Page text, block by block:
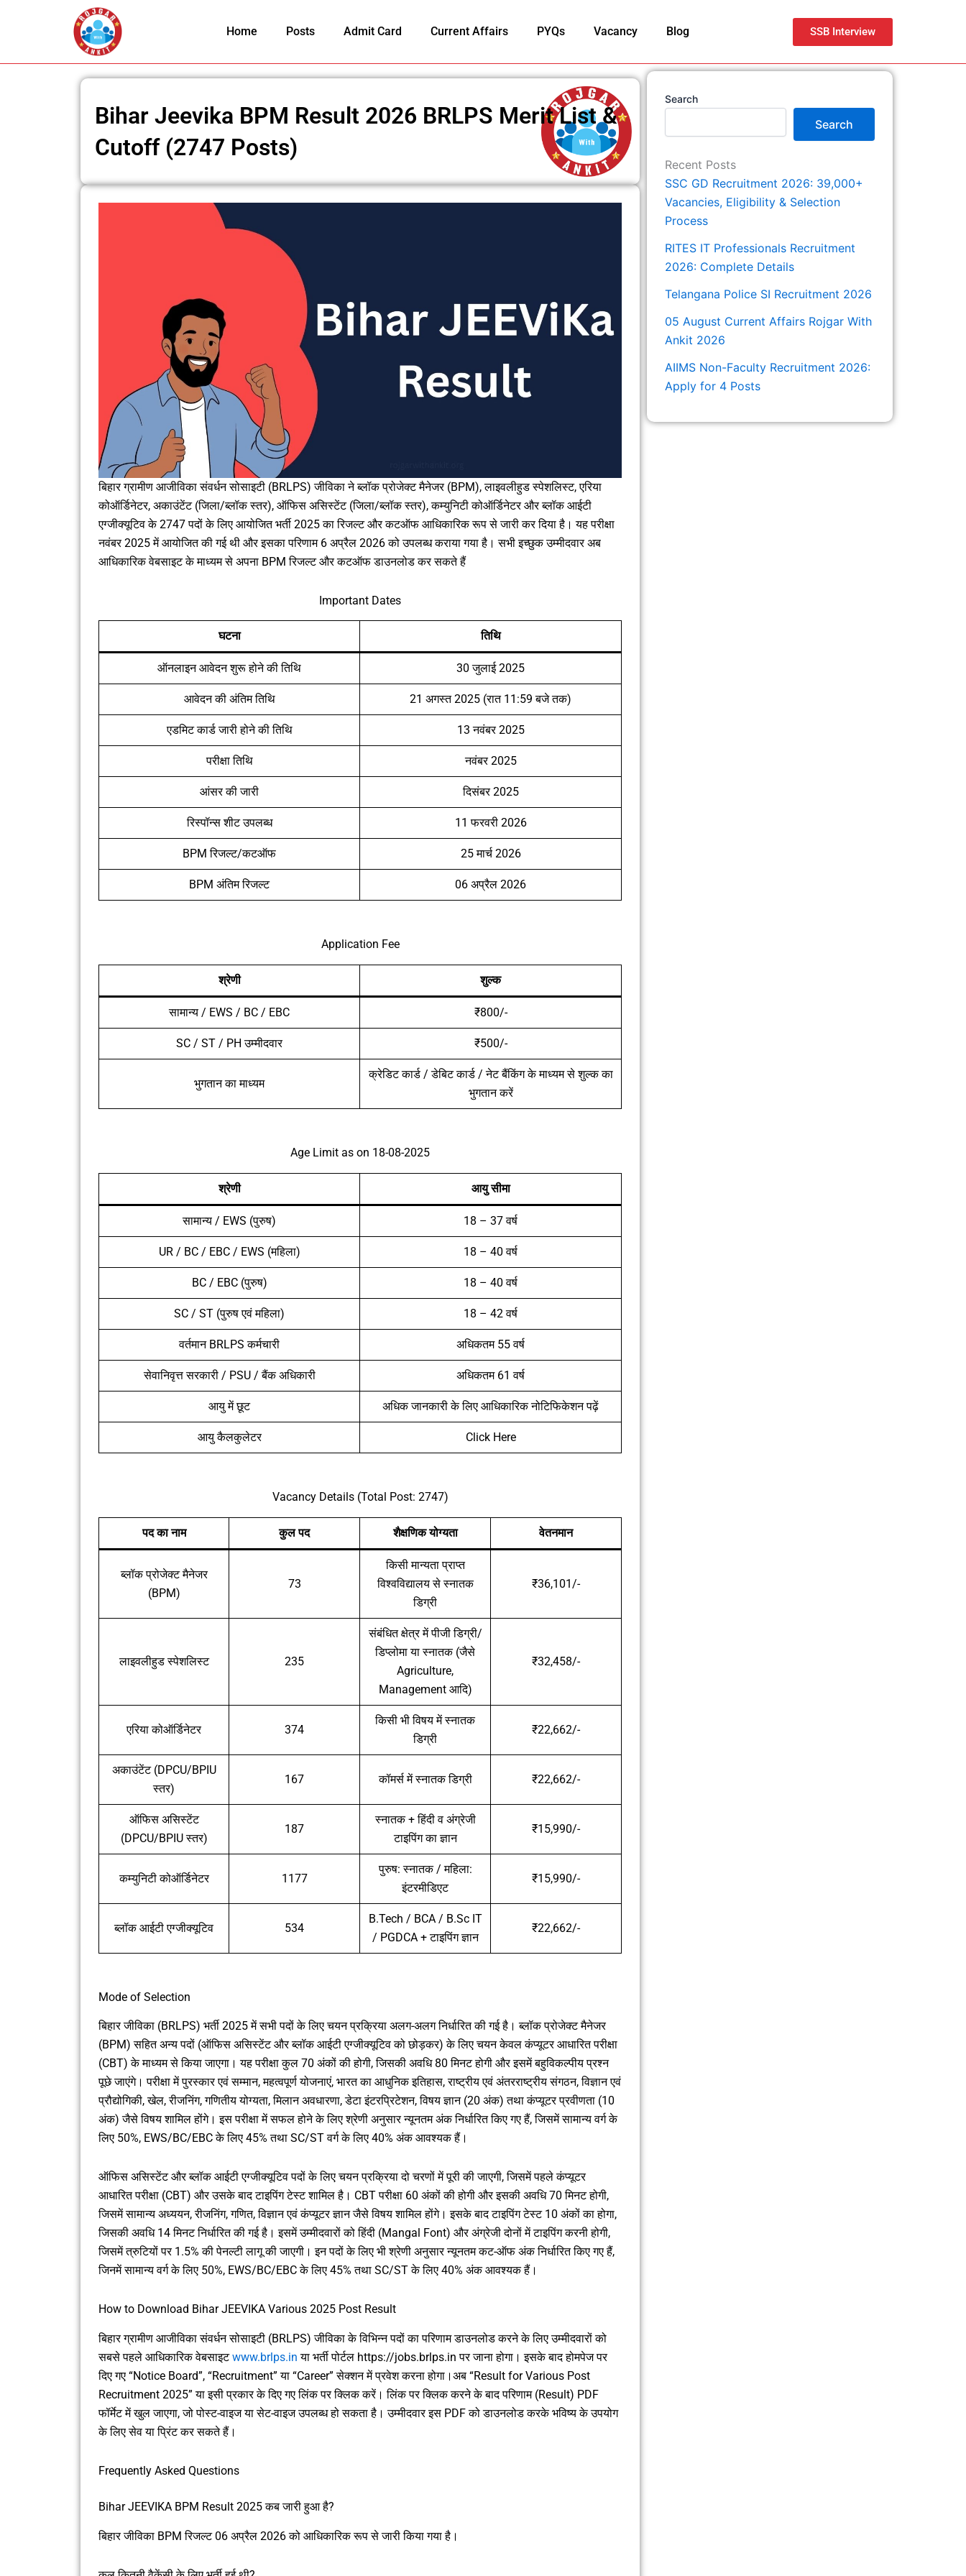
Home Posts Admit Card Current Affairs PYQs Vacancy Blog SSB Interview
Bihar Jeevika BPM Result 2026 BRLPS Merit List &
Cutoff (2747 Posts)
बिहार ग्रामीण आजीविका संवर्धन सोसाइटी (BRLPS) जीविका ने ब्लॉक प्रोजेक्ट मैनेजर (BPM), लाइवलीहुड स्पेशलिस्ट, एरिया
कोऑर्डिनेटर, अकाउंटेंट (जिला/ब्लॉक स्तर), ऑफिस असिस्टेंट (जिला/ब्लॉक स्तर), कम्युनिटी कोऑर्डिनेटर और ब्लॉक आईटी
एग्जीक्यूटिव के 2747 पदों के लिए आयोजित भर्ती 2025 का रिजल्ट और कटऑफ आधिकारिक रूप से जारी कर दिया है। यह परीक्षा
नवंबर 2025 में आयोजित की गई थी और इसका परिणाम 6 अप्रैल 2026 को उपलब्ध कराया गया है। सभी इच्छुक उम्मीदवार अब
आधिकारिक वेबसाइट के माध्यम से अपना BPM रिजल्ट और कटऑफ डाउनलोड कर सकते हैं
Important Dates
घटना तिथि
ऑनलाइन आवेदन शुरू होने की तिथि 30 जुलाई 2025
आवेदन की अंतिम तिथि 21 अगस्त 2025 (रात 11:59 बजे तक)
एडमिट कार्ड जारी होने की तिथि 13 नवंबर 2025
परीक्षा तिथि नवंबर 2025
आंसर की जारी दिसंबर 2025
रिस्पॉन्स शीट उपलब्ध 11 फरवरी 2026
BPM रिजल्ट/कटऑफ 25 मार्च 2026
BPM अंतिम रिजल्ट 06 अप्रैल 2026
Application Fee
श्रेणी शुल्क
सामान्य / EWS / BC / EBC ₹800/-
SC / ST / PH उम्मीदवार ₹500/-
भुगतान का माध्यम
क्रेडिट कार्ड / डेबिट कार्ड / नेट बैंकिंग के माध्यम से शुल्क का
भुगतान करें
Age Limit as on 18-08-2025
श्रेणी आयु सीमा
सामान्य / EWS (पुरुष) 18 – 37 वर्ष
UR / BC / EBC / EWS (महिला) 18 – 40 वर्ष
BC / EBC (पुरुष) 18 – 40 वर्ष
SC / ST (पुरुष एवं महिला) 18 – 42 वर्ष
वर्तमान BRLPS कर्मचारी अधिकतम 55 वर्ष
सेवानिवृत्त सरकारी / PSU / बैंक अधिकारी अधिकतम 61 वर्ष
आयु में छूट अधिक जानकारी के लिए आधिकारिक नोटिफिकेशन पढ़ें
आयु कैलकुलेटर Click Here
Vacancy Details (Total Post: 2747)
पद का नाम कुल पद शैक्षणिक योग्यता वेतनमान
ब्लॉक प्रोजेक्ट मैनेजर
(BPM)
73
किसी मान्यता प्राप्त
विश्वविद्यालय से स्नातक
डिग्री
₹36,101/-
लाइवलीहुड स्पेशलिस्ट 235
संबंधित क्षेत्र में पीजी डिग्री/
डिप्लोमा या स्नातक (जैसे
Agriculture,
Management आदि)
₹32,458/-
एरिया कोऑर्डिनेटर 374
किसी भी विषय में स्नातक
डिग्री
₹22,662/-
अकाउंटेंट (DPCU/BPIU
स्तर)
167 कॉमर्स में स्नातक डिग्री ₹22,662/-
ऑफिस असिस्टेंट
(DPCU/BPIU स्तर)
187
स्नातक + हिंदी व अंग्रेजी
टाइपिंग का ज्ञान
₹15,990/-
कम्युनिटी कोऑर्डिनेटर 1177
पुरुष: स्नातक / महिला:
इंटरमीडिएट
₹15,990/-
ब्लॉक आईटी एग्जीक्यूटिव 534
B.Tech / BCA / B.Sc IT
/ PGDCA + टाइपिंग ज्ञान
₹22,662/-
Mode of Selection
बिहार जीविका (BRLPS) भर्ती 2025 में सभी पदों के लिए चयन प्रक्रिया अलग-अलग निर्धारित की गई है। ब्लॉक प्रोजेक्ट मैनेजर
(BPM) सहित अन्य पदों (ऑफिस असिस्टेंट और ब्लॉक आईटी एग्जीक्यूटिव को छोड़कर) के लिए चयन केवल कंप्यूटर आधारित परीक्षा
(CBT) के माध्यम से किया जाएगा। यह परीक्षा कुल 70 अंकों की होगी, जिसकी अवधि 80 मिनट होगी और इसमें बहुविकल्पीय प्रश्न
पूछे जाएंगे। परीक्षा में पुरस्कार एवं सम्मान, महत्वपूर्ण योजनाएं, भारत का आधुनिक इतिहास, राष्ट्रीय एवं अंतरराष्ट्रीय संगठन, विज्ञान एवं
प्रौद्योगिकी, खेल, रीजनिंग, गणितीय योग्यता, मिलान अवधारणा, डेटा इंटरप्रिटेशन, विषय ज्ञान (20 अंक) तथा कंप्यूटर प्रवीणता (10
अंक) जैसे विषय शामिल होंगे। इस परीक्षा में सफल होने के लिए श्रेणी अनुसार न्यूनतम अंक निर्धारित किए गए हैं, जिसमें सामान्य वर्ग के
लिए 50%, EWS/BC/EBC के लिए 45% तथा SC/ST वर्ग के लिए 40% अंक आवश्यक हैं।
ऑफिस असिस्टेंट और ब्लॉक आईटी एग्जीक्यूटिव पदों के लिए चयन प्रक्रिया दो चरणों में पूरी की जाएगी, जिसमें पहले कंप्यूटर
आधारित परीक्षा (CBT) और उसके बाद टाइपिंग टेस्ट शामिल है। CBT परीक्षा 60 अंकों की होगी और इसकी अवधि 70 मिनट होगी,
जिसमें सामान्य अध्ययन, रीजनिंग, गणित, विज्ञान एवं कंप्यूटर ज्ञान जैसे विषय शामिल होंगे। इसके बाद टाइपिंग टेस्ट 10 अंकों का होगा,
जिसकी अवधि 14 मिनट निर्धारित की गई है। इसमें उम्मीदवारों को हिंदी (Mangal Font) और अंग्रेजी दोनों में टाइपिंग करनी होगी,
जिसमें त्रुटियों पर 1.5% की पेनल्टी लागू की जाएगी। इन पदों के लिए भी श्रेणी अनुसार न्यूनतम कट-ऑफ अंक निर्धारित किए गए हैं,
जिनमें सामान्य वर्ग के लिए 50%, EWS/BC/EBC के लिए 45% तथा SC/ST के लिए 40% अंक आवश्यक हैं।
How to Download Bihar JEEVIKA Various 2025 Post Result
बिहार ग्रामीण आजीविका संवर्धन सोसाइटी (BRLPS) जीविका के विभिन्न पदों का परिणाम डाउनलोड करने के लिए उम्मीदवारों को
सबसे पहले आधिकारिक वेबसाइटwww.brlps.in या भर्ती पोर्टल https://jobs.brlps.in पर जाना होगा। इसके बाद होमपेज पर
दिए गए “Notice Board”, “Recruitment” या “Career” सेक्शन में प्रवेश करना होगा।अब “Result for Various Post
Recruitment 2025” या इसी प्रकार के दिए गए लिंक पर क्लिक करें। लिंक पर क्लिक करने के बाद परिणाम (Result) PDF
फॉर्मेट में खुल जाएगा, जो पोस्ट-वाइज या सेट-वाइज उपलब्ध हो सकता है। उम्मीदवार इस PDF को डाउनलोड करके भविष्य के उपयोग
के लिए सेव या प्रिंट कर सकते हैं।
Frequently Asked Questions
Bihar JEEVIKA BPM Result 2025 कब जारी हुआ है?
बिहार जीविका BPM रिजल्ट 06 अप्रैल 2026 को आधिकारिक रूप से जारी किया गया है।
Search
Search
Recent Posts
SSC GD Recruitment 2026: 39,000+
Vacancies, Eligibility & Selection
Process
RITES IT Professionals Recruitment
2026: Complete Details
Telangana Police SI Recruitment 2026
05 August Current Affairs Rojgar With
Ankit 2026
AIIMS Non-Faculty Recruitment 2026:
Apply for 4 Posts